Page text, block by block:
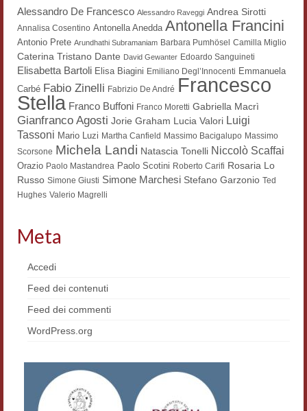
Poesia inglese postcoloniale
Comitato scientifico
Norme etiche e redazionali
Dépliant e cedola acquisti
Contatti e indirizzi
Progetti
Biblioteca
Tutte le news
Convegni e seminari
Alessandro De Francesco Alessandro Raveggi Andrea Sirotti
Annalisa Cosentino Antonella Anedda Antonella Francini
Antonio Prete Arundhathi Subramaniam Barbara Pumhösel Camilla Miglio
Caterina Tristano Dante David Gewanter Edoardo Sanguineti
Elisabetta Bartoli Elisa Biagini Emiliano Degl’Innocenti Emmanuela
Carbé Fabio Zinelli Fabrizio De André Francesco
Stella Franco Buffoni Franco Moretti Gabriella Macrì
Gianfranco Agosti Jorie Graham Lucia Valori Luigi
Tassoni Mario Luzi Martha Canfield Massimo Bacigalupo Massimo
Scorsone Michela Landi Natascia Tonelli Niccolò Scaffai
Orazio Paolo Mastandrea Paolo Scotini Roberto Carifi Rosaria Lo
Russo Simone Giusti Simone Marchesi Stefano Garzonio Ted
Hughes Valerio Magrelli
Meta
Accedi
Feed dei contenuti
Feed dei commenti
WordPress.org